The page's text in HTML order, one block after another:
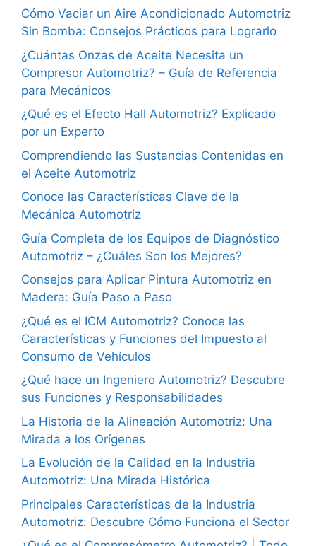
Cómo Vaciar un Aire Acondicionado Automotriz
Sin Bomba: Consejos Prácticos para Lograrlo
¿Cuántas Onzas de Aceite Necesita un
Compresor Automotriz? – Guía de Referencia
para Mecánicos
¿Qué es el Efecto Hall Automotriz? Explicado
por un Experto
Comprendiendo las Sustancias Contenidas en
el Aceite Automotriz
Conoce las Características Clave de la
Mecánica Automotriz
Guía Completa de los Equipos de Diagnóstico
Automotriz – ¿Cuáles Son los Mejores?
Consejos para Aplicar Pintura Automotriz en
Madera: Guía Paso a Paso
¿Qué es el ICM Automotriz? Conoce las
Características y Funciones del Impuesto al
Consumo de Vehículos
¿Qué hace un Ingeniero Automotriz? Descubre
sus Funciones y Responsabilidades
La Historia de la Alineación Automotriz: Una
Mirada a los Orígenes
La Evolución de la Calidad en la Industria
Automotriz: Una Mirada Histórica
Principales Características de la Industria
Automotriz: Descubre Cómo Funciona el Sector